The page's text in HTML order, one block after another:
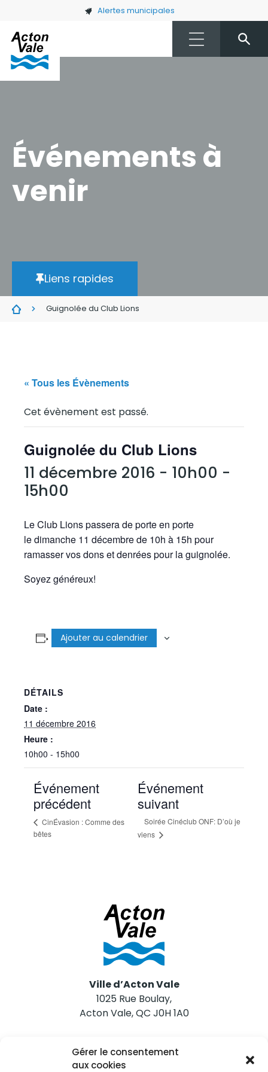
Gérer le consentement
aux cookies
Skip to main content Alertes municipales
Événements à
venir
Liens rapides
Guignolée du Club Lions
« Tous les Évènements
Cet évènement est passé.
Guignolée du Club Lions
11 décembre 2016 - 10h00 -
15h00
Le Club Lions passera de porte en porte
le dimanche 11 décembre de 10h à 15h pour
ramasser vos dons et denrées pour la guignolée.
Soyez généreux!
Ajouter au calendrier
DÉTAILS
Date :
11 décembre 2016
Heure :
10h00 - 15h00
Événement
précédent
CinÉvasion : Comme des
bêtes
Événement
suivant
Soirée Cinéclub ONF: D’où je
viens
Ville d’Acton Vale
1025 Rue Boulay,
Acton Vale, QC J0H 1A0
Nous joindre
Tél. 450 546-2703